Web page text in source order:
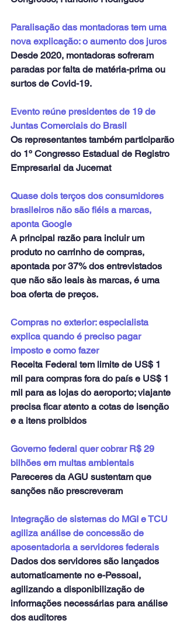
Paralisação das montadoras tem uma
nova explicação: o aumento dos juros
Desde 2020, montadoras sofreram
paradas por falta de matéria-prima ou
surtos de Covid-19.
Evento reúne presidentes de 19 de
Juntas Comerciais do Brasil
Os representantes também participarão
do 1º Congresso Estadual de Registro
Empresarial da Jucemat
Quase dois terços dos consumidores
brasileiros não são fiéis a marcas,
aponta Google
A principal razão para incluir um
produto no carrinho de compras,
apontada por 37% dos entrevistados
que não são leais às marcas, é uma
boa oferta de preços.
Compras no exterior: especialista
explica quando é preciso pagar
imposto e como fazer
Receita Federal tem limite de US$ 1
mil para compras fora do país e US$ 1
mil para as lojas do aeroporto; viajante
precisa ficar atento a cotas de isenção
e a itens proibidos
Governo federal quer cobrar R$ 29
bilhões em multas ambientais
Pareceres da AGU sustentam que
sanções não prescreveram
Integração de sistemas do MGI e TCU
agiliza análise de concessão de
aposentadoria a servidores federais
Dados dos servidores são lançados
automaticamente no e-Pessoal,
agilizando a disponibilização de
informações necessárias para análise
dos auditores